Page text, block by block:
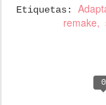
Etiquetas:
remake
0